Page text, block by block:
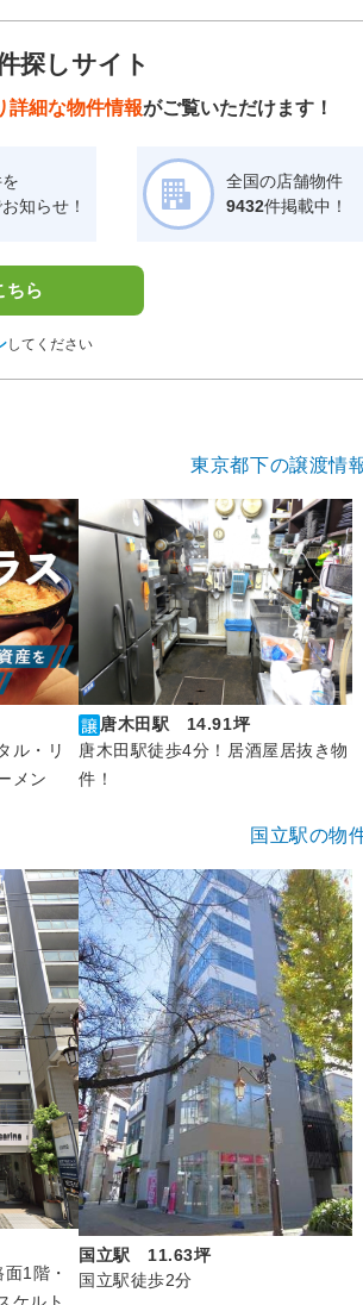
探しサイト
詳細な物件情報がご覧いただけます！
知らせ！
全国の店舗物件
9432件掲載中！
ちら
してください
東京都下の譲渡情
ル・リ
メン
唐木田駅 14.91坪
唐木田駅徒歩4分！居酒屋居抜き物
件！
国立駅の物
1階・
国立駅 11.63坪
国立駅徒歩2分